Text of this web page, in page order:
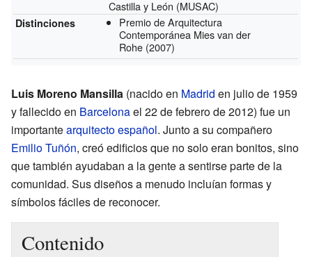
Castilla y León (MUSAC)
Distinciones
Premio de Arquitectura
Contemporánea Mies van der
Rohe (2007)
Luis Moreno Mansilla (nacido en Madrid en julio de 1959
y fallecido en Barcelonael 22 de febrero de 2012) fue un
importantearquitectoespañol. Junto a su compañero
Emilio Tuñón, creó edificios que no solo eran bonitos, sino
que también ayudaban a la gente a sentirse parte de la
comunidad. Sus diseños a menudo incluían formas y
símbolos fáciles de reconocer.
Contenido